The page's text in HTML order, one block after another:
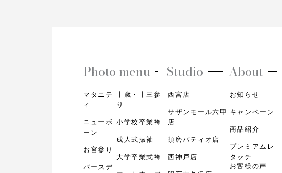
Photo menu
マタニテ
ィ
ニューボ
ーン
お宮参り
バースデ
十歳・十三参
り
小学校卒業袴
成人式振袖
大学卒業式袴
Studio
西宮店
サザンモール六甲
店
須磨パティオ店
西神戸店
About
お知らせ
キャンペーン
商品紹介
プレミアムレ
タッチ
お客様の声